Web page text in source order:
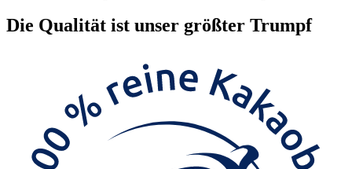
Die Qualität ist unser größter Trumpf